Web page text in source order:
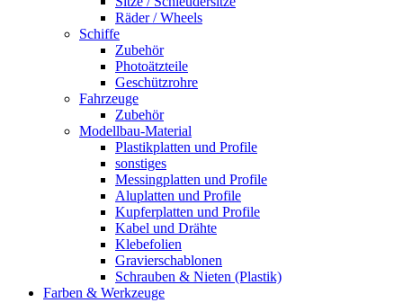
Räder / Wheels
Schiffe
Zubehör
Photoätzteile
Geschützrohre
Fahrzeuge
Zubehör
Modellbau-Material
Plastikplatten und Profile
sonstiges
Messingplatten und Profile
Aluplatten und Profile
Kupferplatten und Profile
Kabel und Drähte
Klebefolien
Gravierschablonen
Schrauben & Nieten (Plastik)
Farben & Werkzeuge